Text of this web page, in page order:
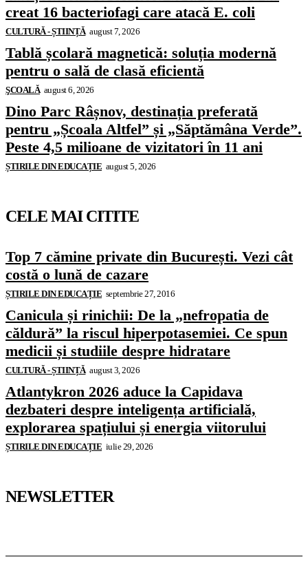
creat 16 bacteriofagi care atacă E. coli
CULTURĂ - ȘTIINȚĂ august 7, 2026
Tablă școlară magnetică: soluția modernă
pentru o sală de clasă eficientă
ŞCOALĂ august 6, 2026
Dino Parc Râșnov, destinația preferată
pentru „Școala Altfel” și „Săptămâna Verde”.
Peste 4,5 milioane de vizitatori în 11 ani
ȘTIRILE DIN EDUCAȚIE august 5, 2026
CELE MAI CITITE
Top 7 cămine private din București. Vezi cât
costă o lună de cazare
ȘTIRILE DIN EDUCAȚIE septembrie 27, 2016
Canicula și rinichii: De la „nefropatia de
căldură” la riscul hiperpotasemiei. Ce spun
medicii și studiile despre hidratare
CULTURĂ - ȘTIINȚĂ august 3, 2026
Atlantykron 2026 aduce la Capidava
dezbateri despre inteligența artificială,
explorarea spațiului și energia viitorului
ȘTIRILE DIN EDUCAȚIE iulie 29, 2026
NEWSLETTER